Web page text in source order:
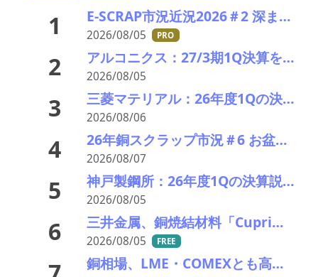
1 E-SCRAP市況近況2026＃2 深まりゆくそれぞれの秋景色!?――ＪＸ金属、三菱マテリアルのいま
2026/08/05 PRO
2 アルコニクス：27/3期1Q決算を発表。業績見通し、配当を修正
2026/08/05
3 三菱マテリアル：26年度1Qの決算説明会を開催。業績見通しを大幅上方修正
2026/08/06
4 26年銅スクラップ市況＃6 お盆休暇前の異例の上げ相場――一気に40円上げ
2026/08/07
5 神戸製鋼所：26年度1Qの決算説明会を開催。売上高のみ上方修正だが・・・
2026/08/05
6 三井金属、銅焼結材料「Cuprima」が初の量産採用決定
2026/08/05 FREE
銅相場、LME・COMEXとも高値更新 米国向け流入と中国の供給逼迫が相場押し上げ